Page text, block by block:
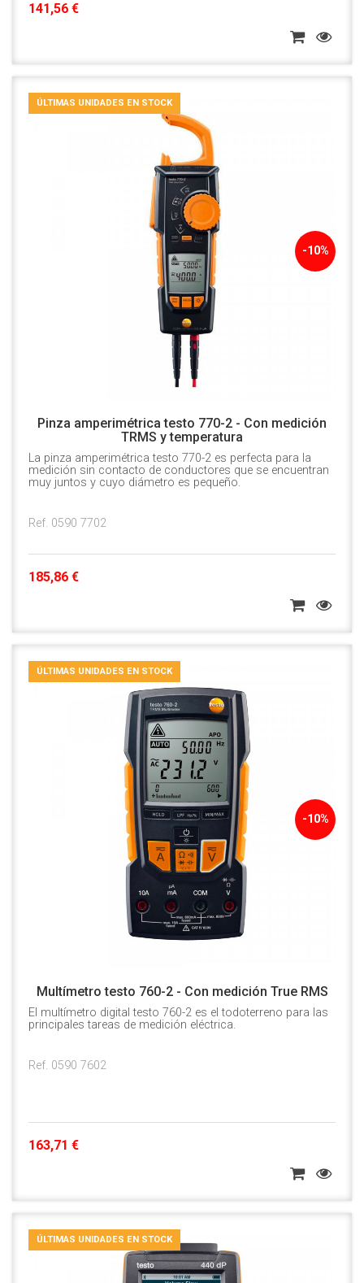
141,56 €
-10%
ÚLTIMAS UNIDADES EN STOCK
Pinza amperimétrica testo 770-2 - Con medición
TRMS y temperatura
La pinza amperimétrica testo 770-2 es perfecta para la
medición sin contacto de conductores que se encuentran
muy juntos y cuyo diámetro es pequeño.
Ref. 0590 7702
185,86 €
-10%
ÚLTIMAS UNIDADES EN STOCK
Multímetro testo 760-2 - Con medición True RMS
El multímetro digital testo 760-2 es el todoterreno para las
principales tareas de medición eléctrica.
Ref. 0590 7602
163,71 €
ÚLTIMAS UNIDADES EN STOCK